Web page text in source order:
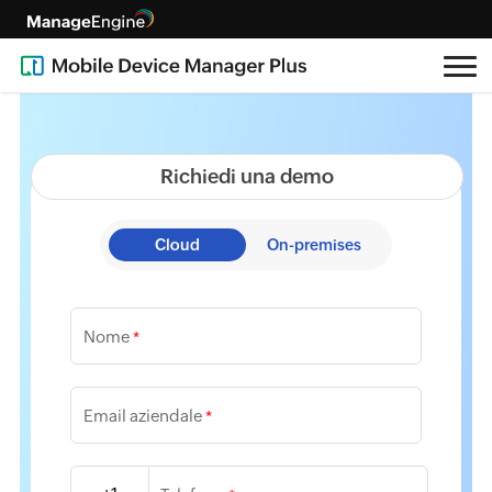
Richiedi una demo
Cloud On-premises
Nome*
Email aziendale*